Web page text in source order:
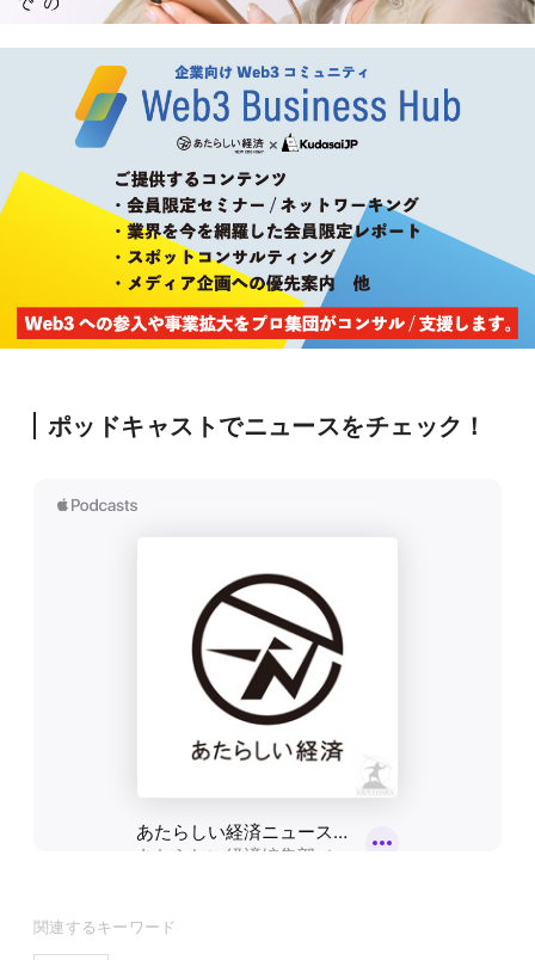
ポッドキャストでニュースをチェック！
関連するキーワード